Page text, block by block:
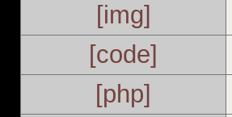
[img]
[code]
[php]